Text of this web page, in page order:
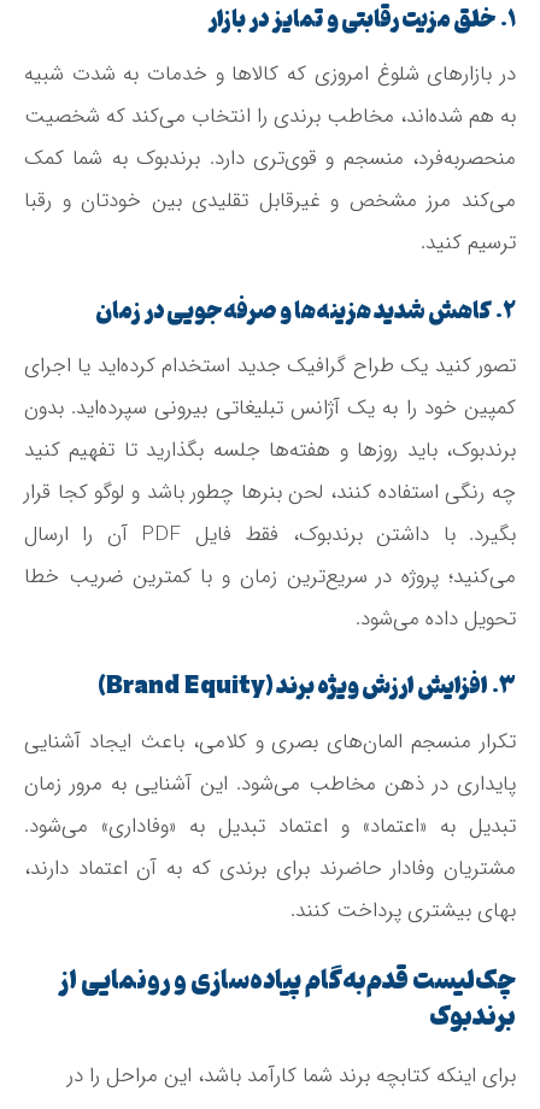
۱. خلق مزیت رقابتی و تمایز در بازار
در بازارهای شلوغ امروزی که کالاها و خدمات به شدت شبیه
به هم شده‌اند، مخاطب برندی را انتخاب می‌کند که شخصیت
منحصربه‌فرد، منسجم و قوی‌تری دارد. برندبوک به شما کمک
می‌کند مرز مشخص و غیرقابل تقلیدی بین خودتان و رقبا
ترسیم کنید.
۲. کاهش شدید هزینه‌ها و صرفه‌جویی در زمان
تصور کنید یک طراح گرافیک جدید استخدام کرده‌اید یا اجرای
کمپین خود را به یک آژانس تبلیغاتی بیرونی سپرده‌اید. بدون
برندبوک، باید روزها و هفته‌ها جلسه بگذارید تا تفهیم کنید
چه رنگی استفاده کنند، لحن بنرها چطور باشد و لوگو کجا قرار
بگیرد. با داشتن برندبوک، فقط فایل PDF آن را ارسال
می‌کنید؛ پروژه در سریع‌ترین زمان و با کمترین ضریب خطا
تحویل داده می‌شود.
۳. افزایش ارزش ویژه برند (Brand Equity)
تکرار منسجم المان‌های بصری و کلامی، باعث ایجاد آشنایی
پایداری در ذهن مخاطب می‌شود. این آشنایی به مرور زمان
تبدیل به «اعتماد» و اعتماد تبدیل به «وفاداری» می‌شود.
مشتریان وفادار حاضرند برای برندی که به آن اعتماد دارند،
بهای بیشتری پرداخت کنند.
چک‌لیست قدم‌به‌گام پیاده‌سازی و رونمایی از
برندبوک
برای اینکه کتابچه برند شما کارآمد باشد، این مراحل را در